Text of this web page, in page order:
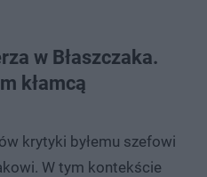
w Błaszczaka.
kłamcą
krytyki byłemu szefowi
W tym kontekście